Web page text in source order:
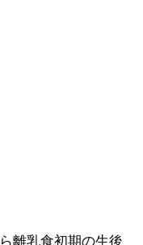
離乳食初期の生後